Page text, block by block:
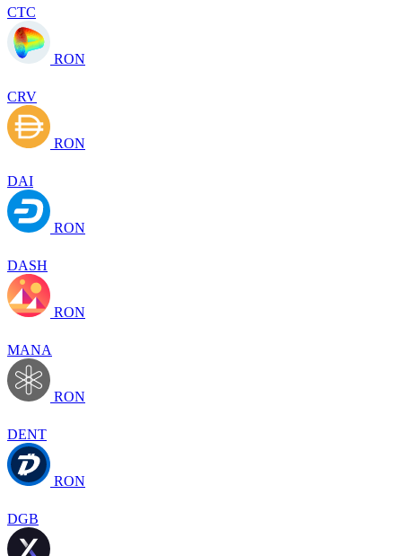
CTC
RON
CRV
RON
DAI
RON
DASH
RON
MANA
RON
DENT
RON
DGB